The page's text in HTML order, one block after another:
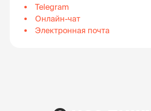
Telegram
Онлайн-чат
Электронная почта